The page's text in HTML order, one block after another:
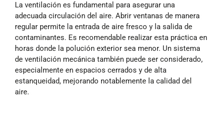
La ventilación es fundamental para asegurar una
adecuada circulación del aire. Abrir ventanas de manera
regular permite la entrada de aire fresco y la salida de
contaminantes. Es recomendable realizar esta práctica en
horas donde la polución exterior sea menor. Un sistema
de ventilación mecánica también puede ser considerado,
especialmente en espacios cerrados y de alta
estanqueidad, mejorando notablemente la calidad del
aire.